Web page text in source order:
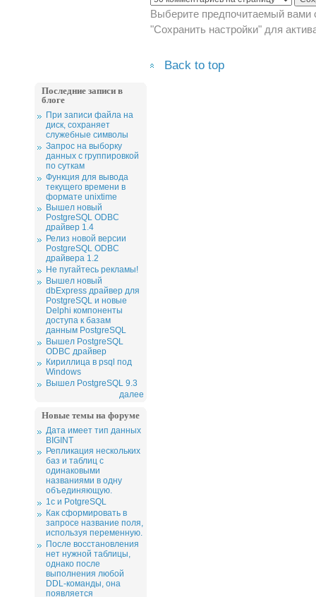
Выберите предпочитаемый вами
"Сохранить настройки" для
Back to top
Последние записи в
блоге
При записи файла на
диск, сохраняет
служебные символы
Запрос на выборку
данных с группировкой
по суткам
Функция для вывода
текущего времени в
формате unixtime
Вышел новый
PostgreSQL ODBC
драйвер 1.4
Релиз новой версии
PostgreSQL ODBC
драйвера 1.2
Не пугайтесь рекламы!
Вышел новый
dbExpress драйвер для
PostgreSQL и новые
Delphi компоненты
доступа к базам
данным PostgreSQL
Вышел PostgreSQL
ODBC драйвер
Кириллица в psql под
Windows
Вышел PostgreSQL 9.3
далее
Новые темы на форуме
Дата имеет тип данных
BIGINT
Репликация нескольких
баз и таблиц с
одинаковыми
названиями в одну
объединяющую.
1c и PotgreSQL
Как сформировать в
запросе название поля,
используя переменную.
После восстановления
нет нужной таблицы,
однако после
выполнения любой
DDL-команды, она
появляется